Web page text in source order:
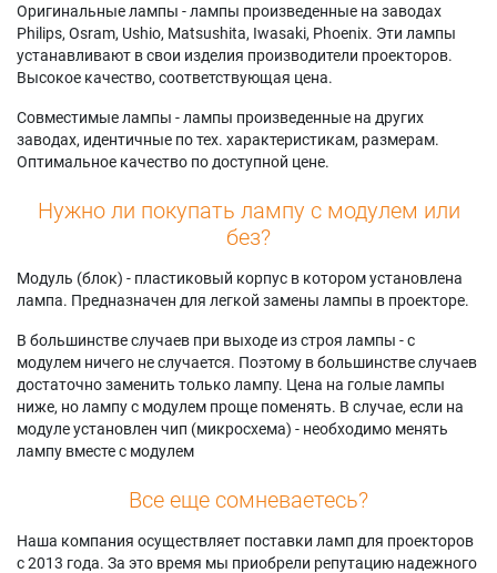
Оригинальные лампы - лампы произведенные на заводах
Philips, Osram, Ushio, Matsushita, Iwasaki, Phoenix. Эти лампы
устанавливают в свои изделия производители проекторов.
Высокое качество, соответствующая цена.
Совместимые лампы - лампы произведенные на других
заводах, идентичные по тех. характеристикам, размерам.
Оптимальное качество по доступной цене.
Нужно ли покупать лампу с модулем или
без?
Модуль (блок) - пластиковый корпус в котором установлена
лампа. Предназначен для легкой замены лампы в проекторе.
В большинстве случаев при выходе из строя лампы - с
модулем ничего не случается. Поэтому в большинстве случаев
достаточно заменить только лампу. Цена на голые лампы
ниже, но лампу с модулем проще поменять. В случае, если на
модуле установлен чип (микросхема) - необходимо менять
лампу вместе с модулем
Все еще сомневаетесь?
Наша компания осуществляет поставки ламп для проекторов
с 2013 года. За это время мы приобрели репутацию надежного